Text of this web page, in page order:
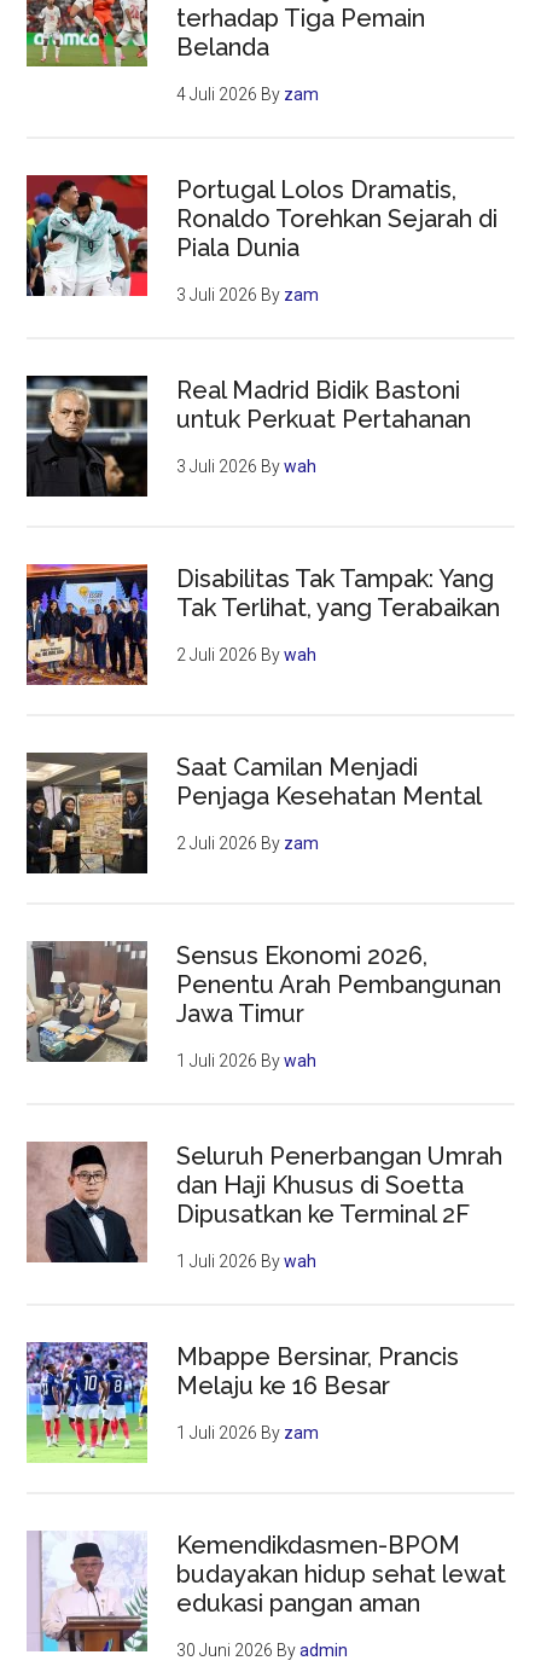
terhadap Tiga Pemain
Belanda
4 Juli 2026 By zam
Portugal Lolos Dramatis,
Ronaldo Torehkan Sejarah di
Piala Dunia
3 Juli 2026 By zam
Real Madrid Bidik Bastoni
untuk Perkuat Pertahanan
3 Juli 2026 Bywah
Disabilitas Tak Tampak: Yang
Tak Terlihat, yang Terabaikan
2 Juli 2026 Bywah
Saat Camilan Menjadi
Penjaga Kesehatan Mental
2 Juli 2026 By zam
Sensus Ekonomi 2026,
Penentu Arah Pembangunan
Jawa Timur
1 Juli 2026 Bywah
Seluruh Penerbangan Umrah
dan Haji Khusus di Soetta
Dipusatkan ke Terminal 2F
1 Juli 2026 Bywah
Mbappe Bersinar, Prancis
Melaju ke 16 Besar
1 Juli 2026 By zam
Kemendikdasmen-BPOM
budayakan hidup sehat lewat
edukasi pangan aman
30 Juni 2026 Byadmin